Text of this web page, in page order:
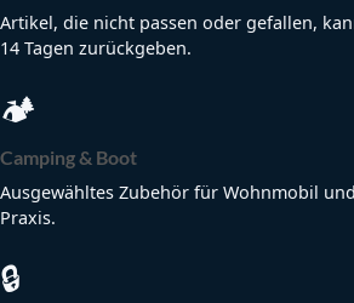
Artikel, die nicht passen oder gefallen,
14 Tagen zurückgeben.
🏕
Camping & Boot
Ausgewähltes Zubehör für Wohnmobil
Praxis.
🔒